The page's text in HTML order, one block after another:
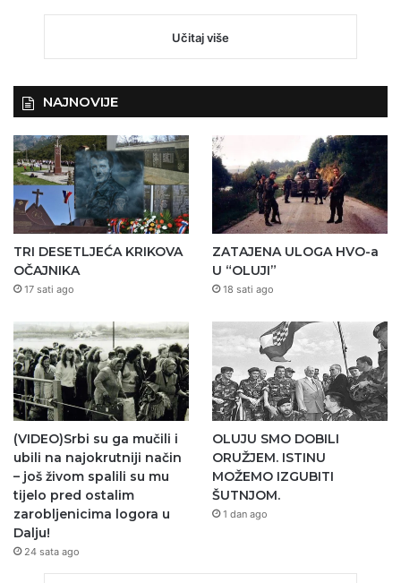
Učitaj više
NAJNOVIJE
TRI DESETLJEĆA KRIKOVA
OČAJNIKA
17 sati ago
ZATAJENA ULOGA HVO-a
U “OLUJI”
18 sati ago
(VIDEO)Srbi su ga mučili i
ubili na najokrutniji način
– još živom spalili su mu
tijelo pred ostalim
zarobljenicima logora u
Dalju!
24 sata ago
OLUJU SMO DOBILI
ORUŽJEM. ISTINU
MOŽEMO IZGUBITI
ŠUTNJOM.
1 dan ago